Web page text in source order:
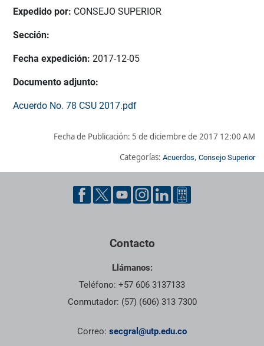
Expedido por: CONSEJO SUPERIOR
Sección:
Fecha expedición: 2017-12-05
Documento adjunto:
Acuerdo No. 78 CSU 2017.pdf
Fecha de Publicación: 5 de diciembre de 2017 12:00 AM
Categorías: Acuerdos, Consejo Superior
Pie de página con información de contacto, redes sociales y
Contacto
Llámanos:
Teléfono: +57 606 3137133
Conmutador: (57) (606) 313 7300
Correo: secgral@utp.edu.co